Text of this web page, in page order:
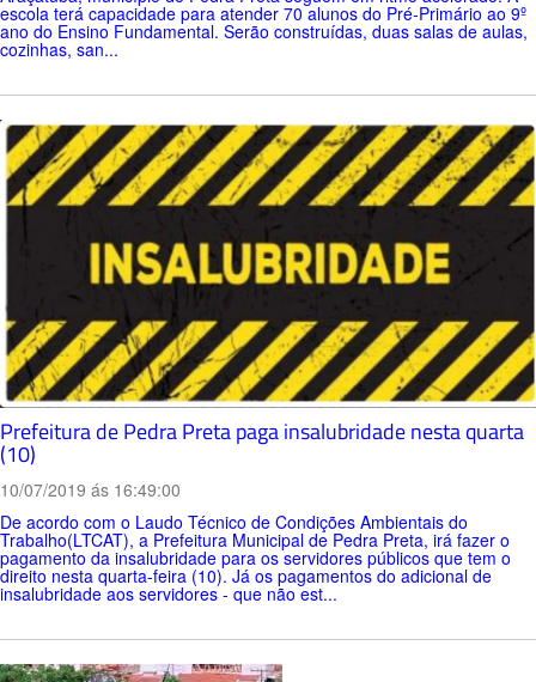
escola terá capacidade para atender 70 alunos do Pré-Primário ao 9º
ano do Ensino Fundamental. Serão construídas, duas salas de aulas,
cozinhas, san...
Prefeitura de Pedra Preta paga insalubridade nesta quarta
(10)
10/07/2019 ás 16:49:00
De acordo com o Laudo Técnico de Condições Ambientais do
Trabalho(LTCAT), a Prefeitura Municipal de Pedra Preta, irá fazer o
pagamento da insalubridade para os servidores públicos que tem o
direito nesta quarta-feira (10). Já os pagamentos do adicional de
insalubridade aos servidores - que não est...